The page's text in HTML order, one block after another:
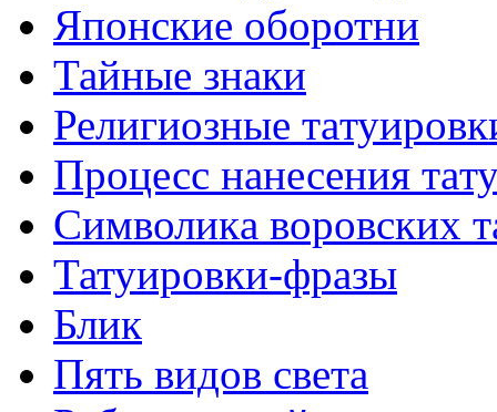
Японские оборотни
Тайные знаки
Религиозные
Процесс нанесения
Символикa воровских
Татуировки-фразы
Блик
Пять видов светa